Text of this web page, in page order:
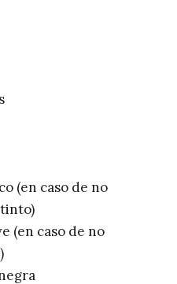
(en caso de no
(en caso de no